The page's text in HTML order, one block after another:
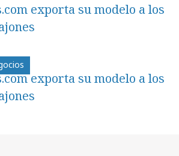
exporta su modelo a los
exporta su modelo a los